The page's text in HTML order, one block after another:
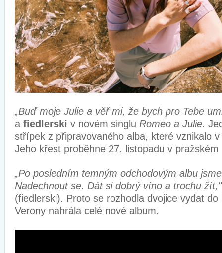
„Buď moje Julie a věř mi, že bych pro Tebe
a fiedlerski v novém singlu Romeo a Julie.
střípek z připravovaného alba, které vznikalo
Jeho křest proběhne 27. listopadu v
„Po posledním temným odchodovým albu
Nadechnout se. Dát si dobrý víno a trochu žít,"
(fiedlerski). Proto se rozhodla dvojice vydat
Verony nahrála celé nové album.